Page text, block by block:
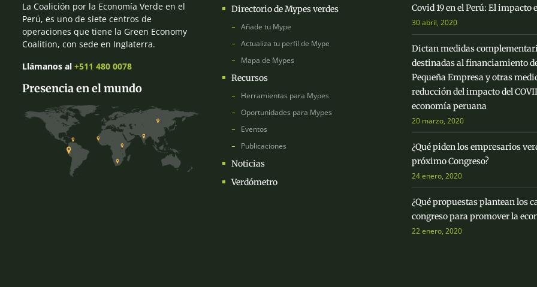
La Coalición por la Economía Verde en el
Perú, es uno de siete centros de
operaciones que tiene la Green Economy
Coalition, con sede en Inglaterra.
Llámanos al +511 480 0078
Presencia en el mundo
Directorio de Mypes verdes
Añade tu Mype
Actualiza tu perfil de Mype
Mapa de Mypes
Recursos
Herramientas para Mypes
Oportunidades para Mypes
Eventos
Publicaciones
Noticias
Verdómetro
Covid 19 en el Perú: El impacto
30 abril, 2020
Dictan medidas
destinadas al financiamiento
Pequeña Empresa y otras
reducción del impacto del
economía peruana
20 marzo, 2020
¿Qué piden los empresarios
próximo Congreso?
24 enero, 2020
¿Qué propuestas plantean los
congreso para promover la
22 enero, 2020